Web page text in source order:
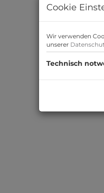
Cookie
Wir verwenden
unserer
Technisch